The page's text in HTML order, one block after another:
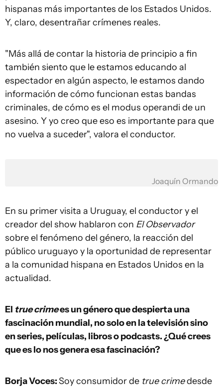
hispanas más importantes de los Estados Unidos.
Y, claro, desentrañar crímenes reales.
"Más allá de contar la historia de principio a fin
también siento que le estamos educando al
espectador en algún aspecto, le estamos dando
información de cómo funcionan estas bandas
criminales, de cómo es el modus operandi de un
asesino. Y yo creo que eso es importante para que
no vuelva a suceder", valora el conductor.
Joaquín Ormando
En su primer visita a Uruguay, el conductor y el
creador del show hablaron con El Observador
sobre el fenómeno del género, la reacción del
público uruguayo y la oportunidad de representar
a la comunidad hispana en Estados Unidos en la
actualidad.
El true crimees un género que despierta una
fascinación mundial, no solo en la televisión sino
en series, películas, libros o podcasts. ¿Qué crees
que es lo nos genera esa fascinación?
Borja Voces:Soy consumidor de true crimedesde